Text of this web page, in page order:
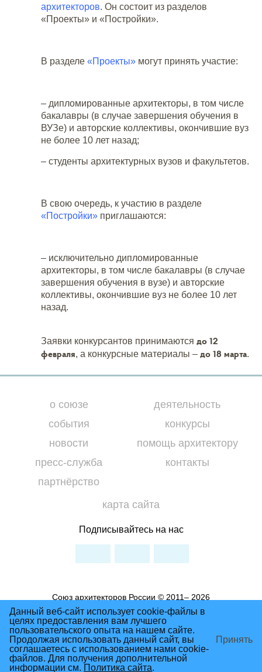
архитекторов. Он состоит из разделов
«Проекты» и «Постройки».
В разделе «Проекты» могут принять участие:
– дипломированные архитекторы, в том числе
бакалавры (в случае завершения обучения в
ВУЗе) и авторские коллективы, окончившие вуз
не более 10 лет назад;
– студенты архитектурных вузов и факультетов.
В свою очередь, к участию в разделе
«Постройки» приглашаются:
– исключительно дипломированные
архитекторы, в том числе бакалавры (в случае
завершения обучения в вузе) и авторские
коллективы, окончившие вуз не более 10 лет
назад.
Заявки конкурсантов принимаются до 12
февраля, а конкурсные материалы – до 18 марта.
о союзе
события
новости
пресс-служба
партнёрство
деятельность
конкурсы
помощь архитектору
контакты
карта сайта
Подписывайтесь на нас
Союз архитекторов России © 2011– 2026
Условия использования материалов сайта
Политика Конфиденциальности
сделано в студии Восхождение
Данный веб-сайт использует cookie-файлы в
целях предоставления вам лучшего
пользовательского опыта на нашем сайте.
Продолжая использовать данный сайт, вы
соглашаетесь с использованием нами cookie-
файлов. Для получения дополнительной
информации см. Политика сайта.
Принять